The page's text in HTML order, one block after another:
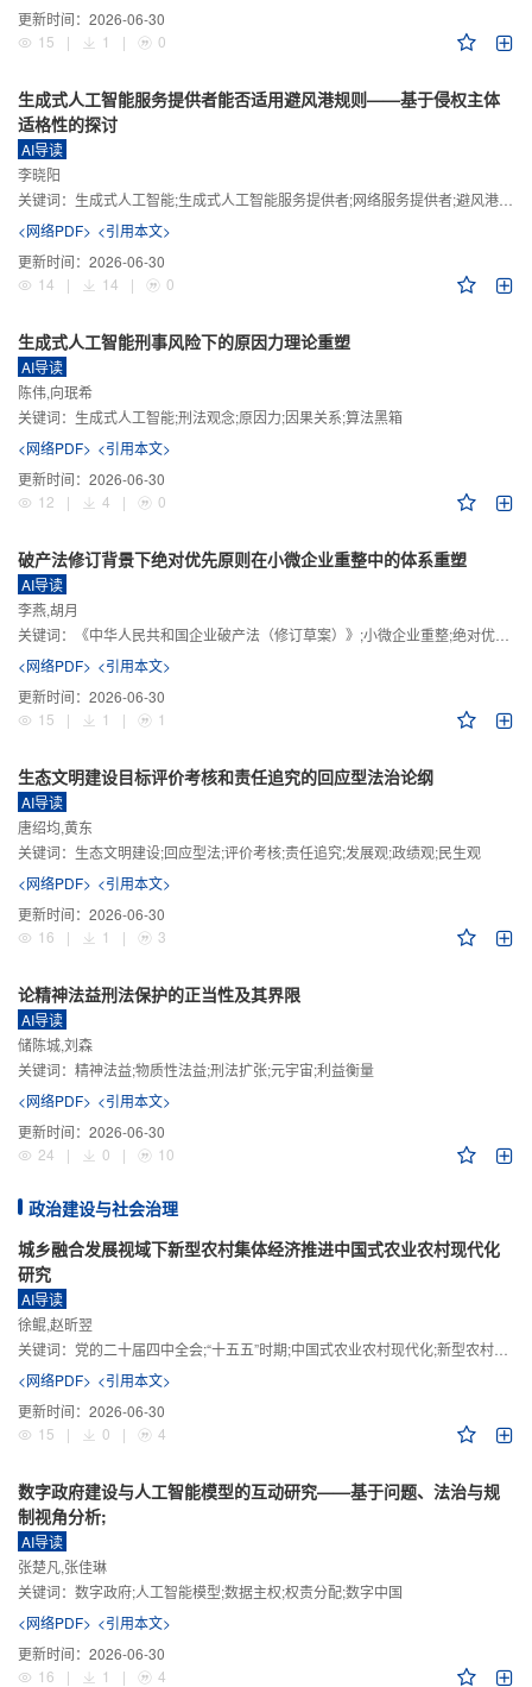
更新时间： 2026-06-30
15
| 1 | 0
生成式人工智能服务提供者能否适用避风港规则——基于侵权主体
适格性的探讨
AI导读
李晓阳
关键词： 生成式人工智能;生成式人工智能服务提供者;网络服务提供者;避风港规则;版权责任
<网络PDF> <引用本文>
更新时间： 2026-06-30
14
| 14 | 0
生成式人工智能刑事风险下的原因力理论重塑
AI导读
陈伟,向珉希
关键词： 生成式人工智能;刑法观念;原因力;因果关系;算法黑箱
<网络PDF> <引用本文>
更新时间： 2026-06-30
12
| 4 | 0
破产法修订背景下绝对优先原则在小微企业重整中的体系重塑
AI导读
李燕,胡月
关键词：
《中华人民共和国企业破产法（修订草案）》;小微企业重整;绝对优先原则;股东权益保留;预期可支配收入标准
<网络PDF> <引用本文>
更新时间： 2026-06-30
15
| 1 | 1
生态文明建设目标评价考核和责任追究的回应型法治论纲
AI导读
唐绍均,黄东
关键词： 生态文明建设;回应型法;评价考核;责任追究;发展观;政绩观;民生观
<网络PDF> <引用本文>
更新时间： 2026-06-30
16
| 1 | 3
论精神法益刑法保护的正当性及其界限
AI导读
储陈城,刘森
关键词： 精神法益;物质性法益;刑法扩张;元宇宙;利益衡量
<网络PDF> <引用本文>
更新时间： 2026-06-30
24
| 0 | 10
政治建设与社会治理
城乡融合发展视域下新型农村集体经济推进中国式农业农村现代化
研究
AI导读
徐鲲,赵昕翌
关键词： 党的二十届四中全会;“十五五”时期;中国式农业农村现代化;新型农村集体经济;城乡融合发展;新质生产力
<网络PDF> <引用本文>
更新时间： 2026-06-30
15
| 0 | 4
数字政府建设与人工智能模型的互动研究——基于问题、法治与规
制视角分析;
AI导读
张楚凡,张佳琳
关键词： 数字政府;人工智能模型;数据主权;权责分配;数字中国
<网络PDF> <引用本文>
更新时间： 2026-06-30
16
| 1 | 4